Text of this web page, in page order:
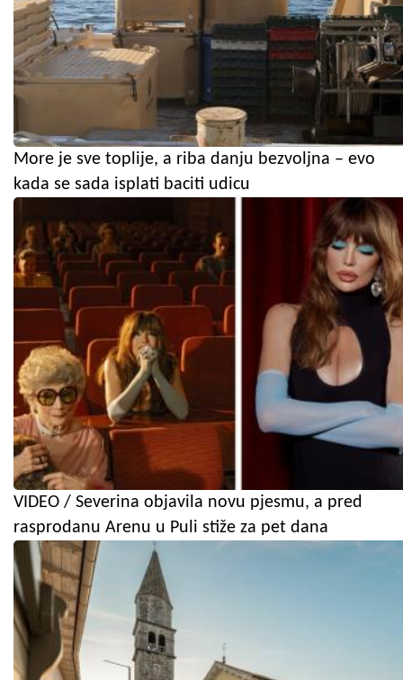
More je sve toplije, a riba danju bezvoljna – evo
kada se sada isplati baciti udicu
VIDEO / Severina objavila novu pjesmu, a pred
rasprodanu Arenu u Puli stiže za pet dana